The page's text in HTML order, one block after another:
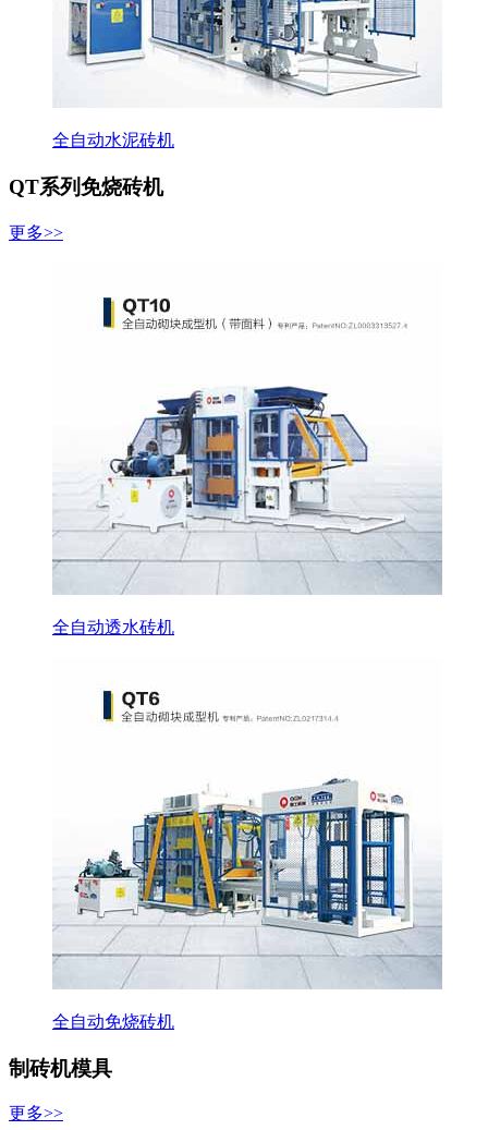
全自动水泥砖机
QT系列免烧砖机
更多>>
全自动透水砖机
全自动免烧砖机
制砖机模具
更多>>